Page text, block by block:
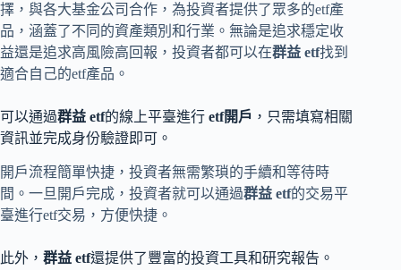
擇，與各大基金公司合作，為投資者提供了眾多的etf產
品，涵蓋了不同的資產類別和行業。無論是追求穩定收
益還是追求高風險高回報，投資者都可以在群益 etf找到
適合自己的etf產品。
可以通過群益 etf的線上平臺進行 etf開戶 ，只需填寫相關
資訊並完成身份驗證即可。
開戶流程簡單快捷，投資者無需繁瑣的手續和等待時
間。一旦開戶完成，投資者就可以通過群益 etf的交易平
臺進行etf交易，方便快捷。
此外， 群益 etf還提供了豐富的投資工具和研究報告。